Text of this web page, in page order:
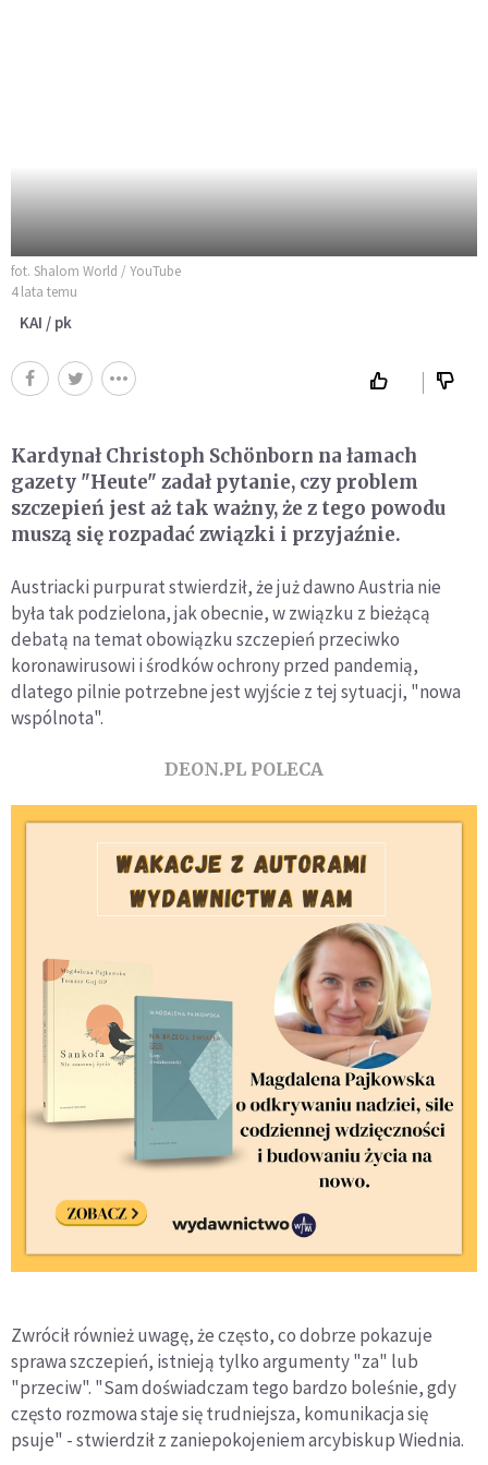
fot. Shalom World / YouTube
4 lata temu
KAI / pk
Kardynał Christoph Schönborn na łamach
gazety "Heute" zadał pytanie, czy problem
szczepień jest aż tak ważny, że z tego powodu
muszą się rozpadać związki i przyjaźnie.
Austriacki purpurat stwierdził, że już dawno Austria nie
była tak podzielona, jak obecnie, w związku z bieżącą
debatą na temat obowiązku szczepień przeciwko
koronawirusowi i środków ochrony przed pandemią,
dlatego pilnie potrzebne jest wyjście z tej sytuacji, "nowa
wspólnota".
DEON.PL POLECA
Zwrócił również uwagę, że często, co dobrze pokazuje
sprawa szczepień, istnieją tylko argumenty "za" lub
"przeciw". "Sam doświadczam tego bardzo boleśnie, gdy
często rozmowa staje się trudniejsza, komunikacja się
psuje" - stwierdził z zaniepokojeniem arcybiskup Wiednia.